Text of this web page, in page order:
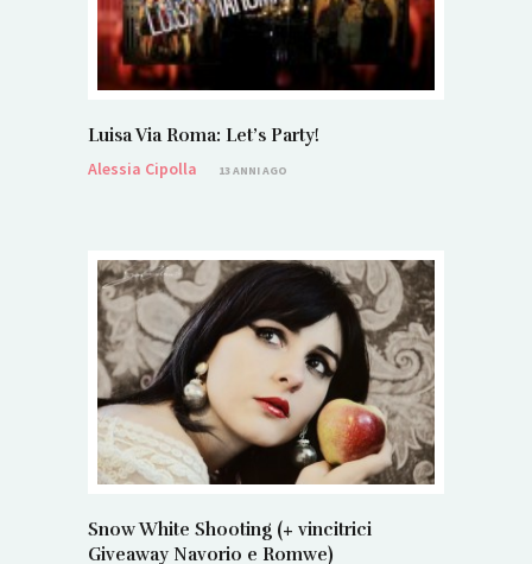
Luisa Via Roma: Let’s Party!
Alessia Cipolla
13 ANNI AGO
Snow White Shooting (+ vincitrici
Giveaway Navorio e Romwe)